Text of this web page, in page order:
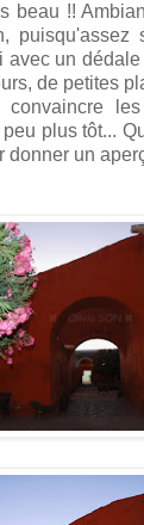
beau !!
puisqu'assez
avec un
de petites
convaincre
plus tôt...
donner un